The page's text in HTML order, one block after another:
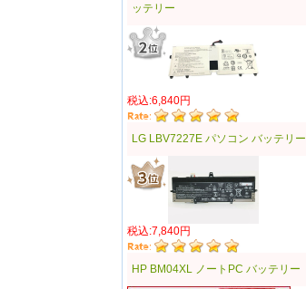
ッテリー
税込:6,840円
LG LBV7227E パソコン バッテリー
税込:7,840円
HP BM04XL ノートPC バッテリー